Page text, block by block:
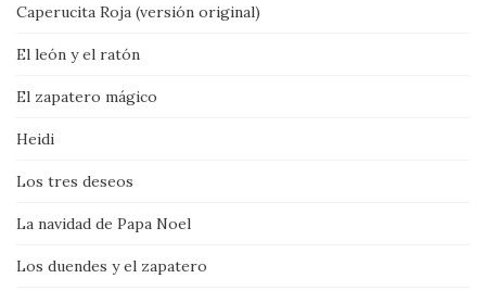
Caperucita Roja (versión original)
El león y el ratón
El zapatero mágico
Heidi
Los tres deseos
La navidad de Papa Noel
Los duendes y el zapatero